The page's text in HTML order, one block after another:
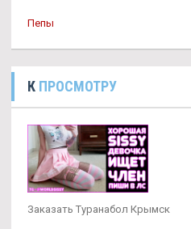
Пепы
К ПРОСМОТРУ
Заказать Туранабол Крымск